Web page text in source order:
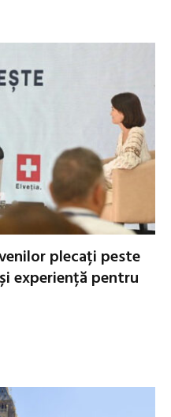
plecați peste
experiență pentru